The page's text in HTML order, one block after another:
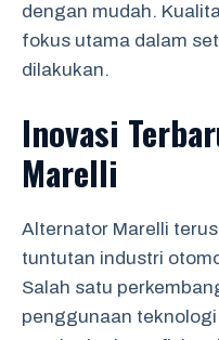
dengan mudah.
fokus utama dalam
dilakukan.
Inovasi
Marelli
Alternator Marelli
tuntutan industri
Salah satu
penggunaan